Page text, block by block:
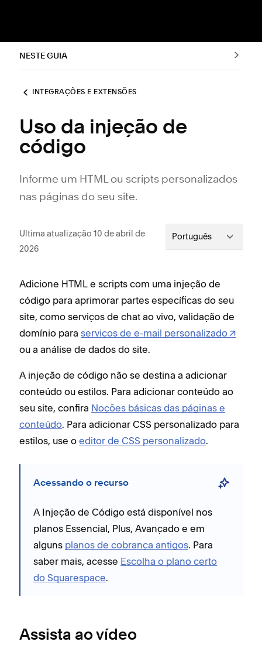
NESTE GUIA
INTEGRAÇÕES E EXTENSÕES
Uso da injeção de
código
Informe um HTML ou scripts personalizados
nas páginas do seu site.
Ultima atualização 10 de abril de
2026
Português
Adicione HTML e scripts com uma injeção de
código para aprimorar partes específicas do seu
site, como serviços de chat ao vivo, validação de
domínio para serviços de e-mail personalizado
ou a análise de dados do site.
A injeção de código não se destina a adicionar
conteúdo ou estilos. Para adicionar conteúdo ao
seu site, confira Noções básicas das páginas e
conteúdo. Para adicionar CSS personalizado para
estilos, use o editor de CSS personalizado.
Acessando o recurso
A Injeção de Código está disponível nos
planos Essencial, Plus, Avançado e em
alguns planos de cobrança antigos. Para
saber mais, acesse Escolha o plano certo
do Squarespace.
Assista ao vídeo